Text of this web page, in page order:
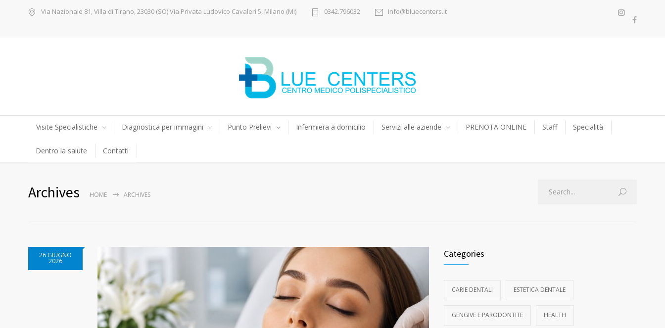
Via Nazionale 81, Villa di Tirano, 23030 (SO) Via Privata Ludovico Cavaleri 5, Milano (MI) 0342.796032 info@bluecenters.it
Visite Specialistiche Diagnostica per immagini Punto Prelievi Infermiera a domicilio Servizi alle aziende PRENOTA ONLINE Staff Specialità
Dentro la salute Contatti
Archives HOME ARCHIVES
26 GIUGNO
2026
Categories
CARIE DENTALI ESTETICA DENTALE
GENGIVE E PARODONTITE HEALTH